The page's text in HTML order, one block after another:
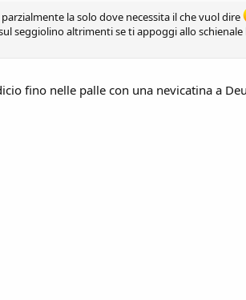
la solo dove necessita il che vuol dire
seggiolino altrimenti se ti appoggi allo schienale
fino nelle palle con una nevicatina a